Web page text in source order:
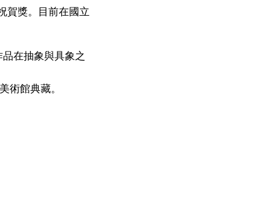
賀獎。目前在國立
在抽象與具象之
術館典藏。